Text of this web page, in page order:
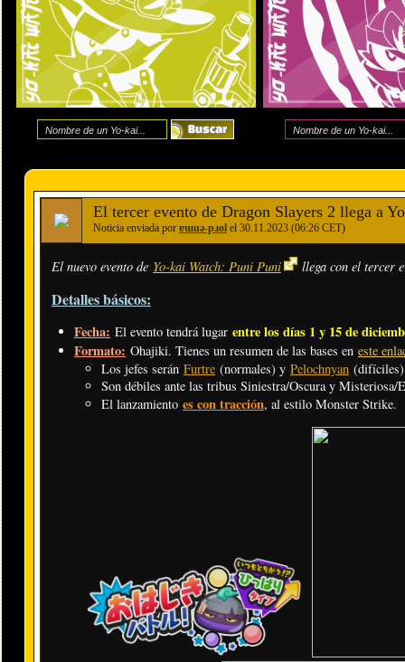
El tercer evento de Dragon Slayers 2 llega a
Noticia enviada por ɐɯuǝ-pɹol el 30.11.2023 (06:26 CET)
El nuevo evento de Yo-kai Watch: Puni Puni llega con el tercer
Detalles básicos:
Fecha: El evento tendrá lugar entre los días 1 y 15 de
Formato: Ohajiki. Tienes un resumen de las bases en este
Los jefes serán Furtre (normales) y Pelochnyan
Son débiles ante las tribus Siniestra/Oscura y Misteriosa/
El lanzamiento es con tracción, al estilo Monster Strike.